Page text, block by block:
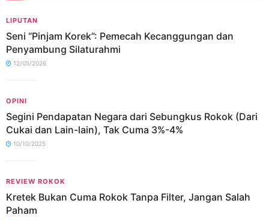
LIPUTAN
Seni “Pinjam Korek”: Pemecah Kecanggungan dan
Penyambung Silaturahmi
12/05/2026
OPINI
Segini Pendapatan Negara dari Sebungkus Rokok (Dari
Cukai dan Lain-lain), Tak Cuma 3%-4%
10/10/2025
REVIEW ROKOK
Kretek Bukan Cuma Rokok Tanpa Filter, Jangan Salah
Paham